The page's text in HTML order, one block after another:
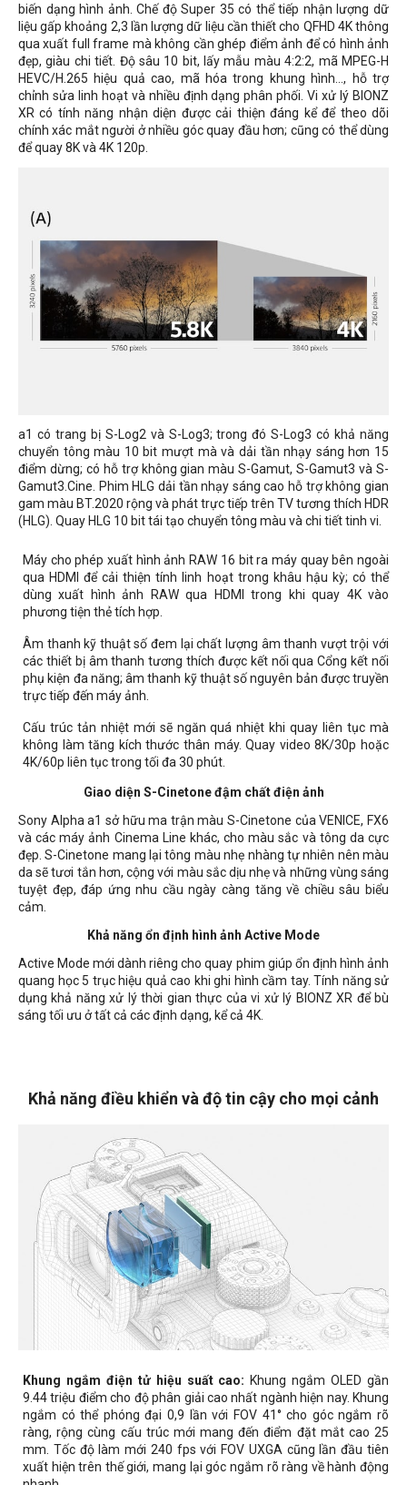
biến dạng hình ảnh. Chế độ Super 35 có thể tiếp nhận lượng dữ
liệu gấp khoảng 2,3 lần lượng dữ liệu cần thiết cho QFHD 4K thông
qua xuất full frame mà không cần ghép điểm ảnh để có hình ảnh
đẹp, giàu chi tiết. Độ sâu 10 bit, lấy mẫu màu 4:2:2, mã MPEG-H
HEVC/H.265 hiệu quả cao, mã hóa trong khung hình..., hỗ trợ
chỉnh sửa linh hoạt và nhiều định dạng phân phối. Vi xử lý BIONZ
XR có tính năng nhận diện được cải thiện đáng kể để theo dõi
chính xác mắt người ở nhiều góc quay đầu hơn; cũng có thể dùng
để quay 8K và 4K 120p.
a1 có trang bị S-Log2 và S-Log3; trong đó S-Log3 có khả năng
chuyển tông màu 10 bit mượt mà và dải tần nhạy sáng hơn 15
điểm dừng; có hỗ trợ không gian màu S-Gamut, S-Gamut3 và S-
Gamut3.Cine. Phim HLG dải tần nhạy sáng cao hỗ trợ không gian
gam màu BT.2020 rộng và phát trực tiếp trên TV tương thích HDR
(HLG). Quay HLG 10 bit tái tạo chuyển tông màu và chi tiết tinh vi.
Máy cho phép xuất hình ảnh RAW 16 bit ra máy quay bên ngoài
qua HDMI để cải thiện tính linh hoạt trong khâu hậu kỳ; có thể
dùng xuất hình ảnh RAW qua HDMI trong khi quay 4K vào
phương tiện thẻ tích hợp.
Âm thanh kỹ thuật số đem lại chất lượng âm thanh vượt trội với
các thiết bị âm thanh tương thích được kết nối qua Cổng kết nối
phụ kiện đa năng; âm thanh kỹ thuật số nguyên bản được truyền
trực tiếp đến máy ảnh.
Cấu trúc tản nhiệt mới sẽ ngăn quá nhiệt khi quay liên tục mà
không làm tăng kích thước thân máy. Quay video 8K/30p hoặc
4K/60p liên tục trong tối đa 30 phút.
Giao diện S-Cinetone đậm chất điện ảnh
Sony Alpha a1 sở hữu ma trận màu S-Cinetone của VENICE, FX6
và các máy ảnh Cinema Line khác, cho màu sắc và tông da cực
đẹp. S-Cinetone mang lại tông màu nhẹ nhàng tự nhiên nên màu
da sẽ tươi tắn hơn, cộng với màu sắc dịu nhẹ và những vùng sáng
tuyệt đẹp, đáp ứng nhu cầu ngày càng tăng về chiều sâu biểu
cảm.
Khả năng ổn định hình ảnh Active Mode
Active Mode mới dành riêng cho quay phim giúp ổn định hình ảnh
quang học 5 trục hiệu quả cao khi ghi hình cầm tay. Tính năng sử
dụng khả năng xử lý thời gian thực của vi xử lý BIONZ XR để bù
sáng tối ưu ở tất cả các định dạng, kể cả 4K.
Khả năng điều khiển và độ tin cậy cho mọi cảnh
Khung ngắm điện tử hiệu suất cao: Khung ngắm OLED gần
9.44 triệu điểm cho độ phân giải cao nhất ngành hiện nay. Khung
ngắm có thể phóng đại 0,9 lần với FOV 41° cho góc ngắm rõ
ràng, rộng cùng cấu trúc mới mang đến điểm đặt mắt cao 25
mm. Tốc độ làm mới 240 fps với FOV UXGA cũng lần đầu tiên
xuất hiện trên thế giới, mang lại góc ngắm rõ ràng về hành động